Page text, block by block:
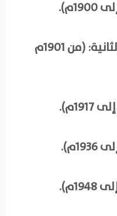
· ثالثًا: مستوطنات المرحلة الثانية: (من 1901م